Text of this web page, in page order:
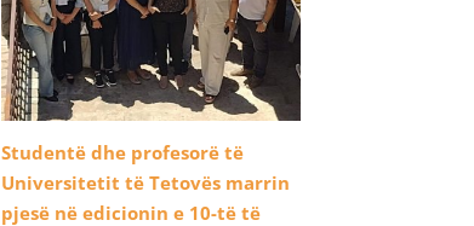
Studentë dhe profesorë të
Universitetit të Tetovës marrin
pjesë në edicionin e 10-të të